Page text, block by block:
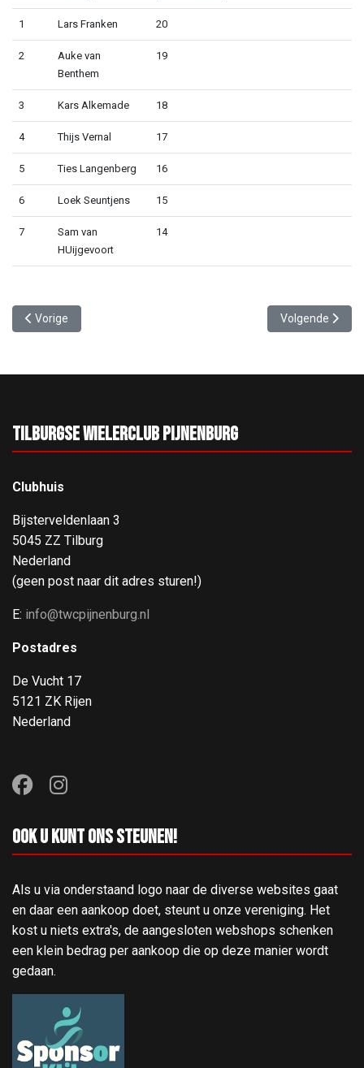
1 Lars Franken 20
2
Auke van
Benthem
19
3 Kars Alkemade 18
4 Thijs Vernal 17
5 Ties Langenberg 16
6 Loek Seuntjens 15
7
Sam van
HUijgevoort
14
Vorig artikel: Jeugdwielerronde van de Reeshof
Vorige Volgende
Volgende
Tilburgse Wielerclub Pijnenburg
Clubhuis
Bijsterveldenlaan 3
5045 ZZ Tilburg
Nederland
(geen post naar dit adres sturen!)
E: info@twcpijnenburg.nl
Postadres
De Vucht 17
5121 ZK Rijen
Nederland
Ook u kunt ons steunen!
Als u via onderstaand logo naar de diverse websites gaat
en daar een aankoop doet, steunt u onze vereniging. Het
kost u niets extra's, de aangesloten webshops schenken
een klein bedrag per aankoop die op deze manier wordt
gedaan.